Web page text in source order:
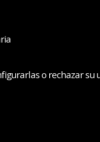
o rechazar su
CONTACTO